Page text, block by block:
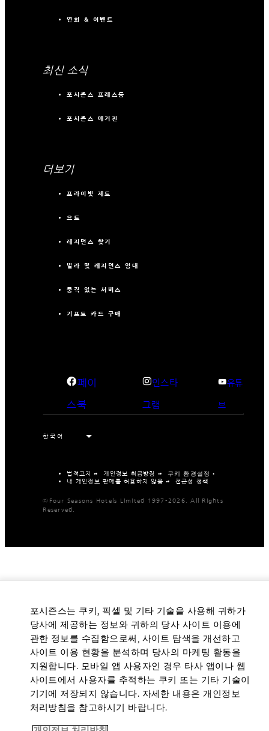
연회 & 이벤트
최신 소식
포시즌스 프레스룸
포시즌스 매거진
더보기
프라이빗 제트
요트
레지던스 찾기
빌라 및 레지던스 임대
품격 있는 서비스
기프트 카드 구매
페이
스북
인스타
그램
유튜
브
법적고지 개인정보 취급방침
쿠키 환경설정
내 개인정보 판매를 허용하지 않음
접근성 정책
©Four Seasons Hotels Limited 1997-2026. All Rights
Reserved.
포시즌스는 쿠키, 픽셀 및 기타 기술을 사용해 귀하가
당사에 제공하는 정보와 귀하의 당사 사이트 이용에
관한 정보를 수집함으로써, 사이트 탐색을 개선하고
사이트 이용 현황을 분석하며 당사의 마케팅 활동을
지원합니다. 모바일 앱 사용자인 경우 타사 앱이나 웹
사이트에서 사용자를 추적하는 쿠키 또는 기타 기술이
기기에 저장되지 않습니다. 자세한 내용은 개인정보
처리방침을 참고하시기 바랍니다.